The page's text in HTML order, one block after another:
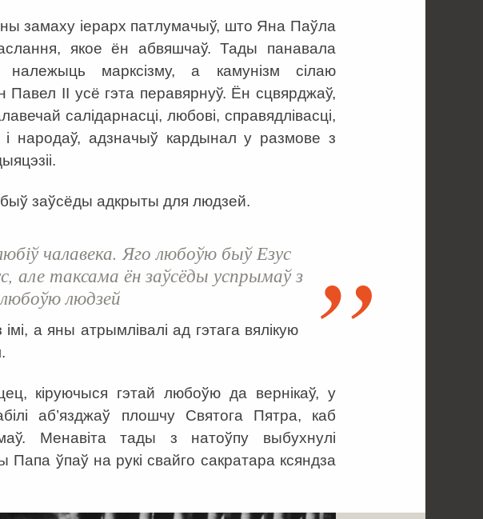
замаху іерарх патлумачыў, што Яна Паўла
якое ён абвяшчаў. Тады панавала
марксізму, а камунізм сілаю
ІІ усё гэта перавярнуў. Ён сцвярджаў,
салідарнасці, любові, справядлівасці,
і народаў, адзначыў кардынал у размове з
заўсёды адкрыты для людзей.
чалавека. Яго любоўю быў Езус
але таксама ён заўсёды успрымаў з
любоўю людзей
а яны атрымлівалі ад гэтага вялікую
кіруючыся гэтай любоўю да вернікаў, у
аб’язджаў плошчу Святога Пятра, каб
Менавіта тады з натоўпу выбухнулі
Папа ўпаў на рукі свайго сакратара ксяндза